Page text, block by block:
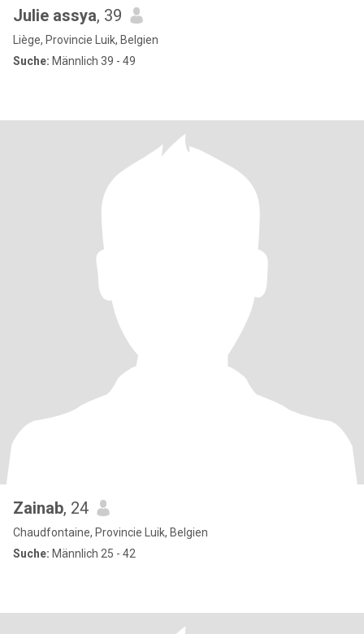
Julie assya, 39
Liège, Provincie Luik, Belgien
Suche: Männlich 39 - 49
Zainab, 24
Chaudfontaine, Provincie Luik, Belgien
Suche: Männlich 25 - 42